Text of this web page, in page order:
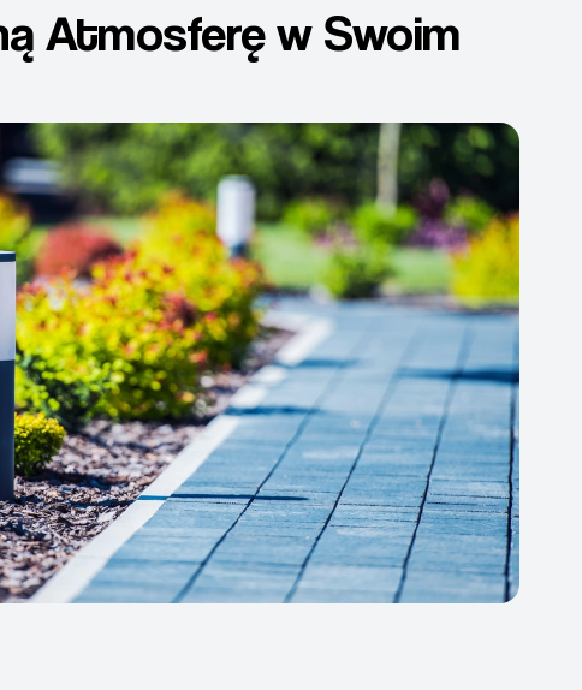
Atmosferę w Swoim